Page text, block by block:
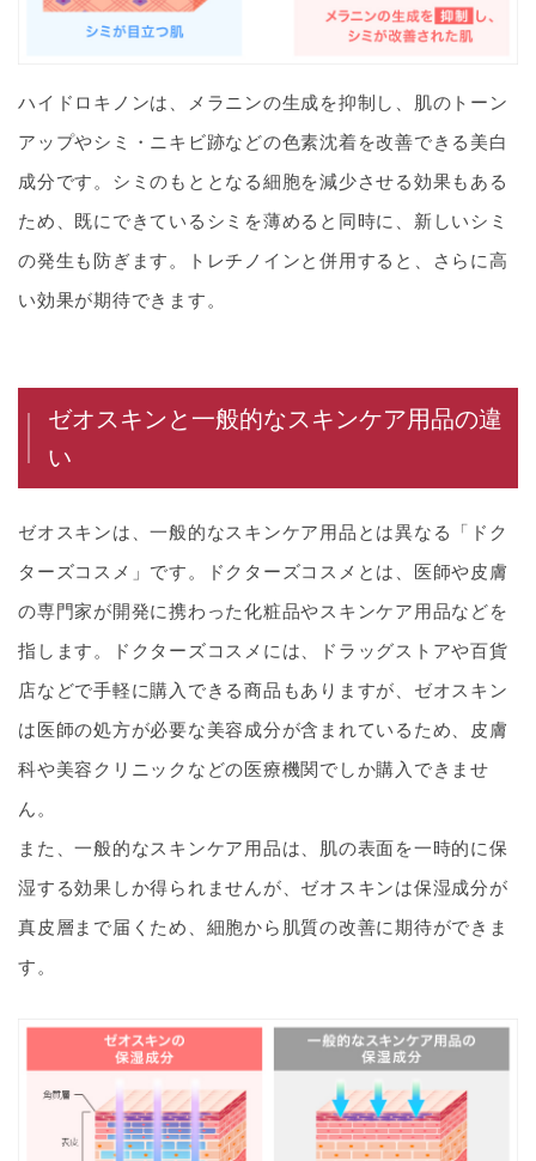
ハイドロキノンは、メラニンの生成を抑制し、肌のトーン
アップやシミ・ニキビ跡などの色素沈着を改善できる美白
成分です。シミのもととなる細胞を減少させる効果もある
ため、既にできているシミを薄めると同時に、新しいシミ
の発生も防ぎます。トレチノインと併用すると、さらに高
い効果が期待できます。
ゼオスキンと一般的なスキンケア用品の違
い
ゼオスキンは、一般的なスキンケア用品とは異なる「ドク
ターズコスメ」です。ドクターズコスメとは、医師や皮膚
の専門家が開発に携わった化粧品やスキンケア用品などを
指します。ドクターズコスメには、ドラッグストアや百貨
店などで手軽に購入できる商品もありますが、ゼオスキン
は医師の処方が必要な美容成分が含まれているため、皮膚
科や美容クリニックなどの医療機関でしか購入できませ
ん。
また、一般的なスキンケア用品は、肌の表面を一時的に保
湿する効果しか得られませんが、ゼオスキンは保湿成分が
真皮層まで届くため、細胞から肌質の改善に期待ができま
す。